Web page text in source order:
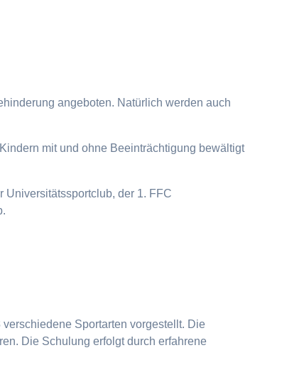
angeboten. Natürlich werden auch
mit und ohne Beeinträchtigung bewältigt
der 1. FFC
Sportarten vorgestellt. Die
Die Schulung erfolgt durch erfahrene